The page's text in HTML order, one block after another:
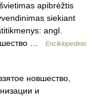
apibrėžtis
siekiant
angl.
…
Enciklopedinis
новшество,
и